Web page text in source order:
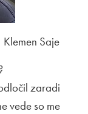
Saje
zaradi
vede so me